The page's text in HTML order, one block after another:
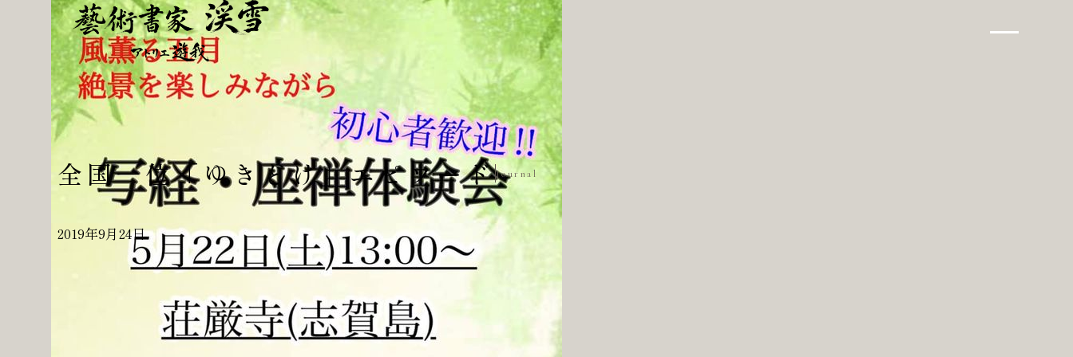
全国一位「ゆきどけ」エピソードJournal
2019年9月24日